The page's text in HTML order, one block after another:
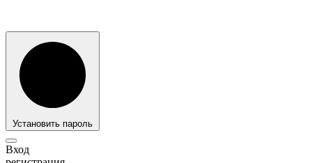
Установить пароль
Вход